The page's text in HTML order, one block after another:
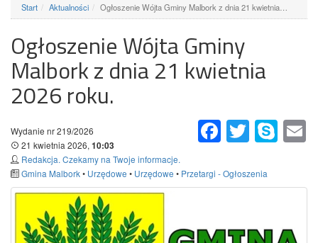
Start Aktualności Ogłoszenie Wójta Gminy Malbork z dnia 21 kwietnia…
Ogłoszenie Wójta Gminy
Malbork z dnia 21 kwietnia
2026 roku.
FacebookTwitter Skype
Wydanie nr 219/2026
21 kwietnia 2026, 10:03
Redakcja. Czekamy na Twoje informacje.
Gmina Malbork• Urzędowe • Urzędowe • Przetargi - Ogłoszenia